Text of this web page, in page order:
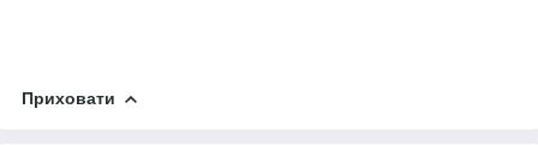
Приховати